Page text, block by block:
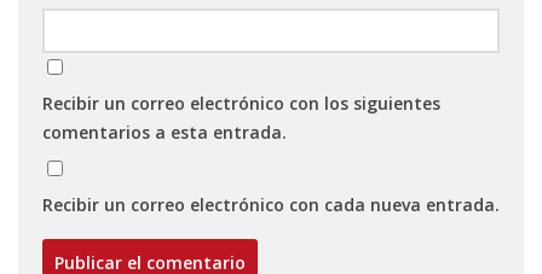
Recibir un correo electrónico con los siguientes
comentarios a esta entrada.
Recibir un correo electrónico con cada nueva entrada.